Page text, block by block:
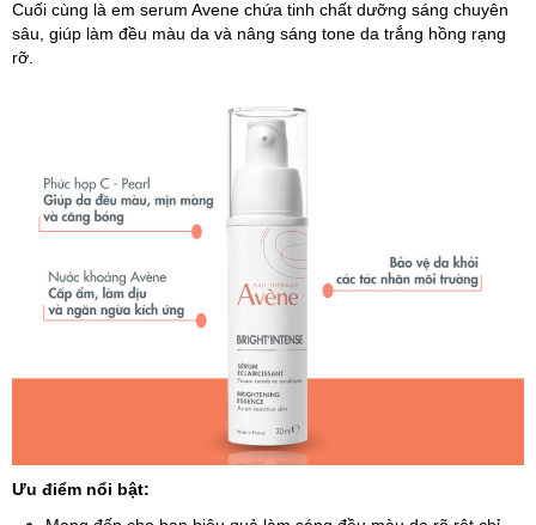
Cuối cùng là em serum Avene chứa tinh chất dưỡng sáng chuyên
sâu, giúp làm đều màu da và nâng sáng tone da trắng hồng rạng
rỡ.
Ưu điểm nổi bật: